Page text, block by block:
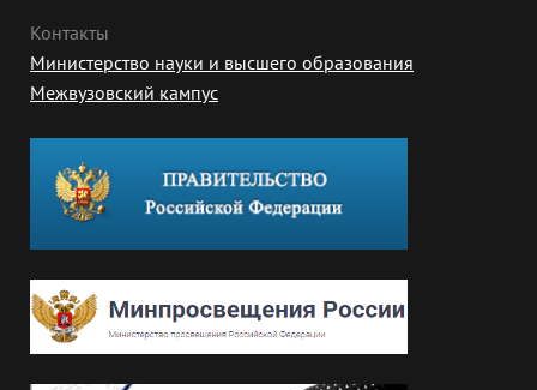
Контакты
Министерство науки и высшего образования
Межвузовский кампус